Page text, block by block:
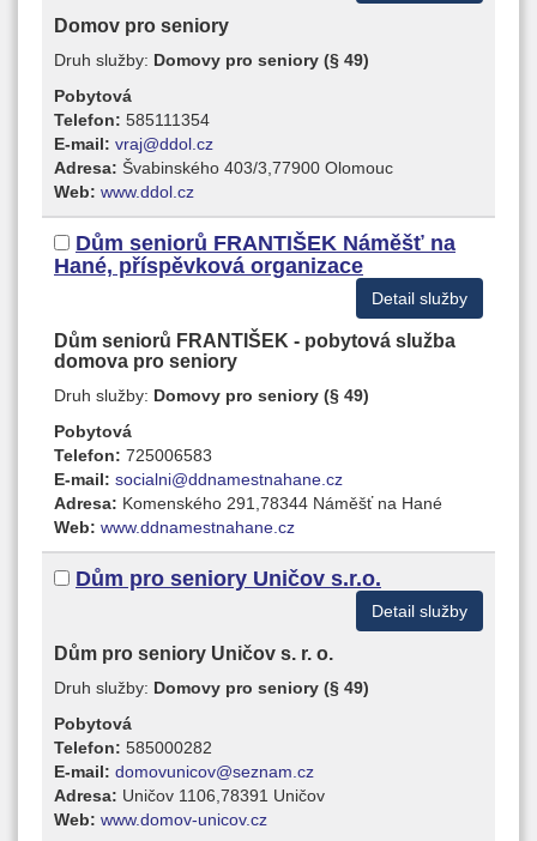
Domov pro seniory
Druh služby: Domovy pro seniory (§ 49)
Pobytová
Telefon: 585111354
E-mail: vraj@ddol.cz
Adresa: Švabinského 403/3,77900 Olomouc
Web: www.ddol.cz
Dům seniorů FRANTIŠEK Náměšť na
Hané, příspěvková organizace
Detail služby
Dům seniorů FRANTIŠEK - pobytová služba
domova pro seniory
Druh služby: Domovy pro seniory (§ 49)
Pobytová
Telefon: 725006583
E-mail: socialni@ddnamestnahane.cz
Adresa: Komenského 291,78344 Náměšť na Hané
Web: www.ddnamestnahane.cz
Dům pro seniory Uničov s.r.o.
Detail služby
Dům pro seniory Uničov s. r. o.
Druh služby: Domovy pro seniory (§ 49)
Pobytová
Telefon: 585000282
E-mail: domovunicov@seznam.cz
Adresa: Uničov 1106,78391 Uničov
Web: www.domov-unicov.cz